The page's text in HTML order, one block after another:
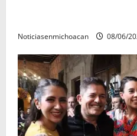
Noticiasenmichoacan 08/06/